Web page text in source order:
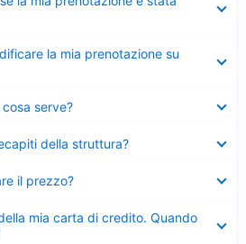
la mia prenotazione su
serve?
della struttura?
il prezzo?
mia carta di credito. Quando